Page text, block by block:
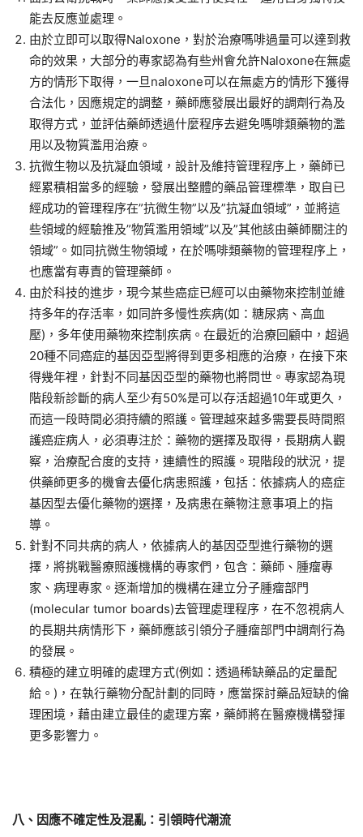
能去反應並處理。
由於立即可以取得Naloxone，對於治療嗎啡過量可以達到救
命的效果，大部分的專家認為有些州會允許Naloxone在無處
方的情形下取得，一旦naloxone可以在無處方的情形下獲得
合法化，因應規定的調整，藥師應發展出最好的調劑行為及
取得方式，並評估藥師透過什麼程序去避免嗎啡類藥物的濫
用以及物質濫用治療。
抗微生物以及抗凝血領域，設計及維持管理程序上，藥師已
經累積相當多的經驗，發展出整體的藥品管理標準，取自已
經成功的管理程序在”抗微生物”以及”抗凝血領域”，並將這
些領域的經驗推及”物質濫用領域”以及”其他該由藥師關注的
領域”。如同抗微生物領域，在於嗎啡類藥物的管理程序上，
也應當有專責的管理藥師。
由於科技的進步，現今某些癌症已經可以由藥物來控制並維
持多年的存活率，如同許多慢性疾病(如：糖尿病、高血
壓)，多年使用藥物來控制疾病。在最近的治療回顧中，超過
20種不同癌症的基因亞型將得到更多相應的治療，在接下來
得幾年裡，針對不同基因亞型的藥物也將問世。專家認為現
階段新診斷的病人至少有50%是可以存活超過10年或更久，
而這一段時間必須持續的照護。管理越來越多需要長時間照
護癌症病人，必須專注於：藥物的選擇及取得，長期病人觀
察，治療配合度的支持，連續性的照護。現階段的狀況，提
供藥師更多的機會去優化病患照護，包括：依據病人的癌症
基因型去優化藥物的選擇，及病患在藥物注意事項上的指
導。
針對不同共病的病人，依據病人的基因亞型進行藥物的選
擇，將挑戰醫療照護機構的專家們，包含：藥師、腫瘤專
家、病理專家。逐漸增加的機構在建立分子腫瘤部門
(molecular tumor boards)去管理處理程序，在不忽視病人
的長期共病情形下，藥師應該引領分子腫瘤部門中調劑行為
的發展。
積極的建立明確的處理方式(例如：透過稀缺藥品的定量配
給。)，在執行藥物分配計劃的同時，應當探討藥品短缺的倫
理困境，藉由建立最佳的處理方案，藥師將在醫療機構發揮
更多影響力。
八、 因應不確定性及混亂：引領時代潮流